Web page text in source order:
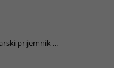
prijemnik ...